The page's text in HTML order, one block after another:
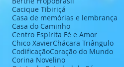
Cacique Tibiriçá
Casa de memórias e lembrança
Casa do Caminho
Centro Espírita Fé e Amor
Chico XavierChácara Triângulo
CodificaçãoCoração do Mundo
Corina Novelino